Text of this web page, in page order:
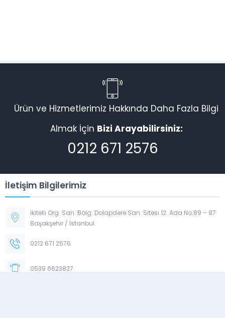
Ürün ve Hizmetlerimiz Hakkında Daha Fazla Bilgi
Almak İçin Bizi Arayabilirsiniz:
0212 671 2576
İletişim Bilgilerimiz
İkitelli Org. San. Bölg. Dolapdere San. Sitesi 12. Ada No.89 – 87
Başakşehir / İstanbul.
0212 671 2576
0539 6623827